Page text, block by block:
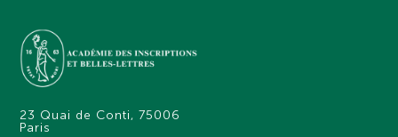
23 Quai de Conti, 75006
Paris